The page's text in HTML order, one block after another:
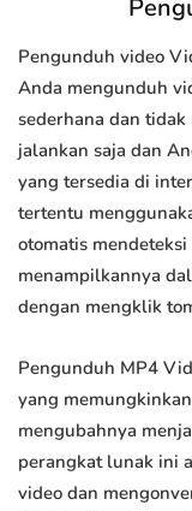
Pengunduh video
Anda mengunduh
sederhana dan
jalankan saja dan
yang tersedia di
tertentu
otomatis
menampilkannya
dengan mengklik
Pengunduh MP4
yang
mengubahnya
perangkat lunak ini
video dan